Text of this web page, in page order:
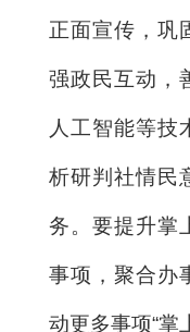
正面宣传，巩
强政民互动，
人工智能等技
析研判社情民
务。要提升掌
事项，聚合办
动更多事项“掌